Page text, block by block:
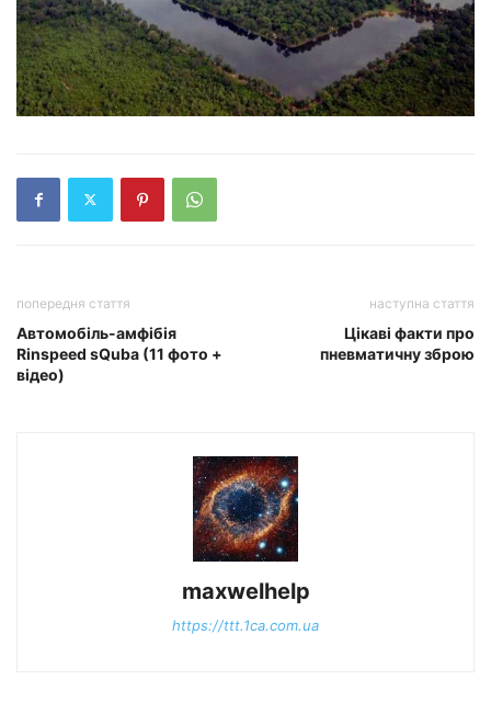
попередня стаття
Автомобіль-амфібія
Rinspeed sQuba (11 фото +
відео)
наступна стаття
Цікаві факти про
пневматичну зброю
maxwelhelp
https://ttt.1ca.com.ua